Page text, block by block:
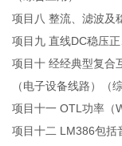
项目八 整流、滤波及
项目九 直线DC稳压
项目十 经经典型复合
（电子设备线路）（
项目十一 OTL功率（
项目十二 LM386包括